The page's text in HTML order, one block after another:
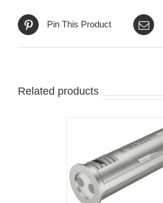
Pin This Product
Related products